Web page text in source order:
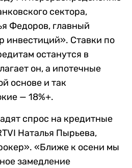
сектора,
Федоров, главный
инвестиций». Ставки по
останутся в
он, а ипотечные
основе и так
— 18%+.
спрос на кредитные
Наталья Пырьева,
«Ближе к осени мы
замедление